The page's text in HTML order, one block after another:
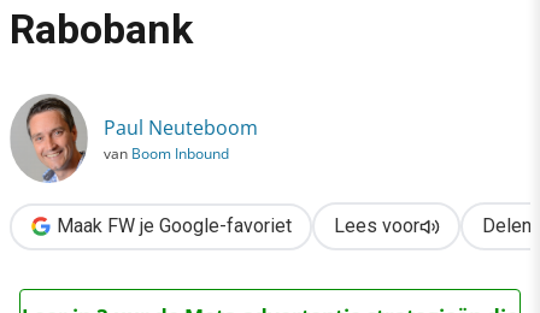
Praktijkcase: E-mailmarketing bij de Rabobank
Rabobank
Paul Neuteboom
van Boom Inbound
Maak FW je Google-favoriet Lees voor Delen